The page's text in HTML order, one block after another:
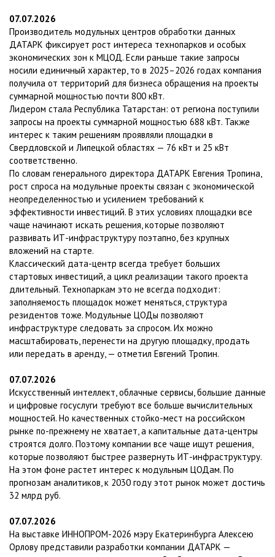
07.07.2026
Производитель модульных центров обработки данных
ДАТАРК фиксирует рост интереса технопарков и особых
экономических зон к МЦОД. Если раньше такие запросы
носили единичный характер, то в 2025–2026 годах компания
получила от территорий для бизнеса обращения на проекты
суммарной мощностью почти 800 кВт.
Лидером стала Республика Татарстан: от региона поступили
запросы на проекты суммарной мощностью 688 кВт. Также
интерес к таким решениям проявляли площадки в
Свердловской и Липецкой областях — 76 кВт и 25 кВт
соответственно.
По словам генерального директора ДАТАРК Евгения Тропина,
рост спроса на модульные проекты связан с экономической
неопределенностью и усилением требований к
эффективности инвестиций. В этих условиях площадки все
чаще начинают искать решения, которые позволяют
развивать ИТ-инфраструктуру поэтапно, без крупных
вложений на старте.
Классический дата-центр всегда требует больших
стартовых инвестиций, а цикл реализации такого проекта
длительный. Технопаркам это не всегда подходит:
заполняемость площадок может меняться, структура
резидентов тоже. Модульные ЦОДы позволяют
инфраструктуре следовать за спросом. Их можно
масштабировать, перенести на другую площадку, продать
или передать в аренду, — отметил Евгений Тропин.
07.07.2026
Искусственный интеллект, облачные сервисы, большие данные
и цифровые госуслуги требуют все больше вычислительных
мощностей. Но качественных стойко-мест на российском
рынке по-прежнему не хватает, а капитальные дата-центры
строятся долго. Поэтому компании все чаще ищут решения,
которые позволяют быстрее развернуть ИТ-инфраструктуру.
На этом фоне растет интерес к модульным ЦОДам. По
прогнозам аналитиков, к 2030 году этот рынок может достичь
32 млрд руб.
07.07.2026
На выставке ИННОПРОМ-2026 мэру Екатеринбурга Алексею
Орлову представили разработки компании ДАТАРК —